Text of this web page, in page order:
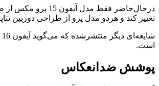
تغییر کند و هردو مدل پرو از طراحی دوربین تتاپریسم با قابلیت زوم اپتیکال 5
است.
پوشش ضدانعکاس